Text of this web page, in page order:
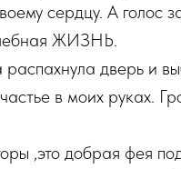
сердцу. А голос
ЖИЗНЬ.
дверь и
в моих руках.
,это добрая фея